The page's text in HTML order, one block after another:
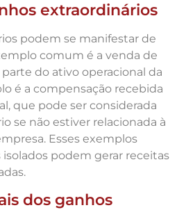
extraordinários
podem se manifestar de
comum é a venda de
do ativo operacional da
é a compensação recebida
que pode ser considerada
se não estiver relacionada à
Esses exemplos
podem gerar receitas
dos ganhos